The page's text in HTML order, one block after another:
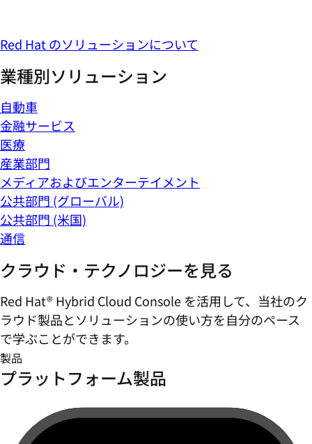
Red Hat のソリューションについて
業種別ソリューション
自動車
金融サービス
医療
産業部門
メディアおよびエンターテイメント
公共部門 (グローバル)
公共部門 (米国)
通信
クラウド・テクノロジーを見る
Red Hat® Hybrid Cloud Console を活用して、当社のク
ラウド製品とソリューションの使い方を自分のペース
で学ぶことができます。
製品
プラットフォーム製品